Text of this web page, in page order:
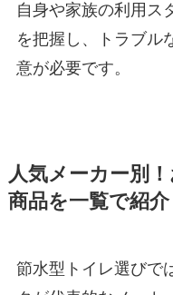
自身や家族の利用ス
を把握し、トラブル
意が必要です。
人気メーカー別
商品を一覧で紹介
節水型トイレ選びで